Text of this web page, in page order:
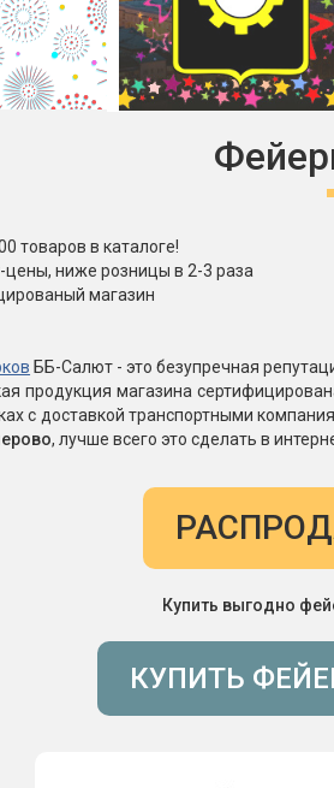
и огонь
огня
Ракеты
товаров в каталоге!
цены, ниже розницы в 2-3 раза
магазин
ББ-Салют - это безупречная
продукция магазина
с доставкой транспортными
, лучше всего это сделать в
Купить выгодно
КУПИТЬ